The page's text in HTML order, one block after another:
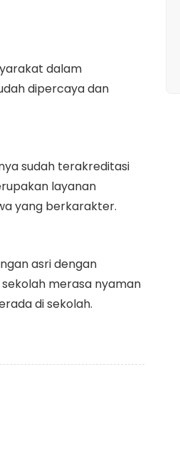
dalam
dipercaya dan
sudah terakreditasi
layanan
yang berkarakter.
asri dengan
merasa nyaman
di sekolah.